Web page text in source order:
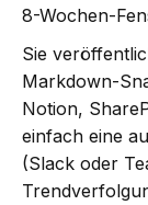
8-Wochen-
Sie
Markdown-
Notion,
einfach eine
(Slack oder